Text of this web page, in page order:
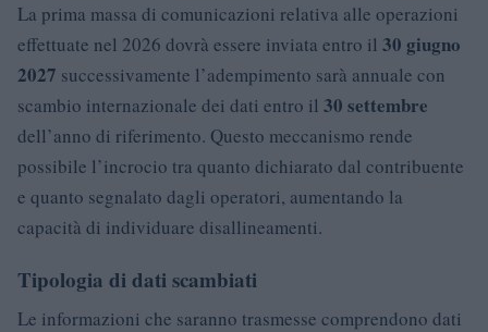
La prima massa di comunicazioni relativa alle operazioni
effettuate nel 2026 dovrà essere inviata entro il 30 giugno
2027 successivamente l’adempimento sarà annuale con
scambio internazionale dei dati entro il 30 settembre
dell’anno di riferimento. Questo meccanismo rende
possibile l’incrocio tra quanto dichiarato dal contribuente
e quanto segnalato dagli operatori, aumentando la
capacità di individuare disallineamenti.
Tipologia di dati scambiati
Le informazioni che saranno trasmesse comprendono dati